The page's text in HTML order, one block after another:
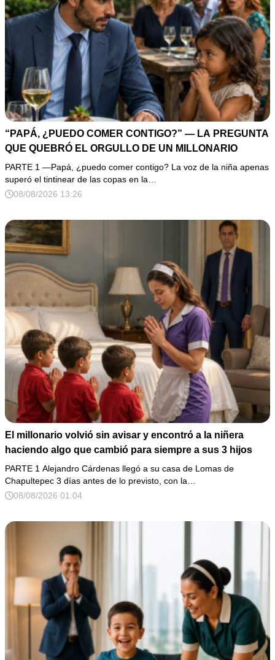
“PAPÁ, ¿PUEDO COMER CONTIGO?” — LA PREGUNTA
QUE QUEBRÓ EL ORGULLO DE UN MILLONARIO
PARTE 1 —Papá, ¿puedo comer contigo? La voz de la niña apenas
superó el tintinear de las copas en la…
08/08/2026 13:26
El millonario volvió sin avisar y encontró a la niñera
haciendo algo que cambió para siempre a sus 3 hijos
PARTE 1 Alejandro Cárdenas llegó a su casa de Lomas de
Chapultepec 3 días antes de lo previsto, con la…
08/08/2026 01:04